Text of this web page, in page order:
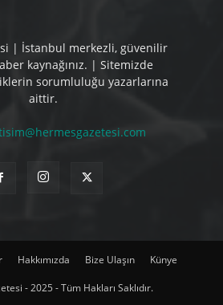
| İstanbul merkezli, güvenilir
kaynağınız. | Sitemizde
sorumluluğu yazarlarına
aittir.
Hakkımızda Bize Ulaşın Künye
- 2025 - Tüm Hakları Saklıdır.